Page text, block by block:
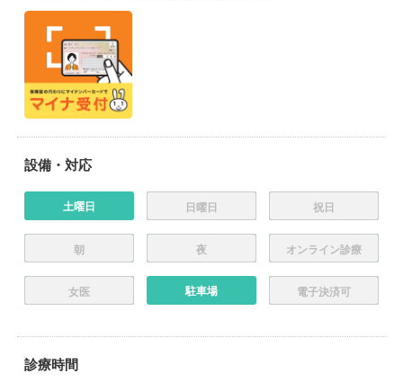
設備・対応
土曜日 日曜日 祝日
朝 夜 オンライン診療
女医 駐車場 電子決済可
診療時間